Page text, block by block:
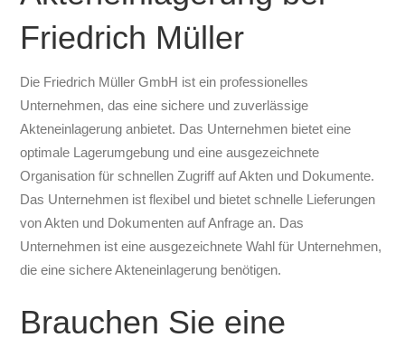
Friedrich Müller
Die Friedrich Müller GmbH ist ein professionelles
Unternehmen, das eine sichere und zuverlässige
Akteneinlagerung anbietet. Das Unternehmen bietet eine
optimale Lagerumgebung und eine ausgezeichnete
Organisation für schnellen Zugriff auf Akten und Dokumente.
Das Unternehmen ist flexibel und bietet schnelle Lieferungen
von Akten und Dokumenten auf Anfrage an. Das
Unternehmen ist eine ausgezeichnete Wahl für Unternehmen,
die eine sichere Akteneinlagerung benötigen.
Brauchen Sie eine